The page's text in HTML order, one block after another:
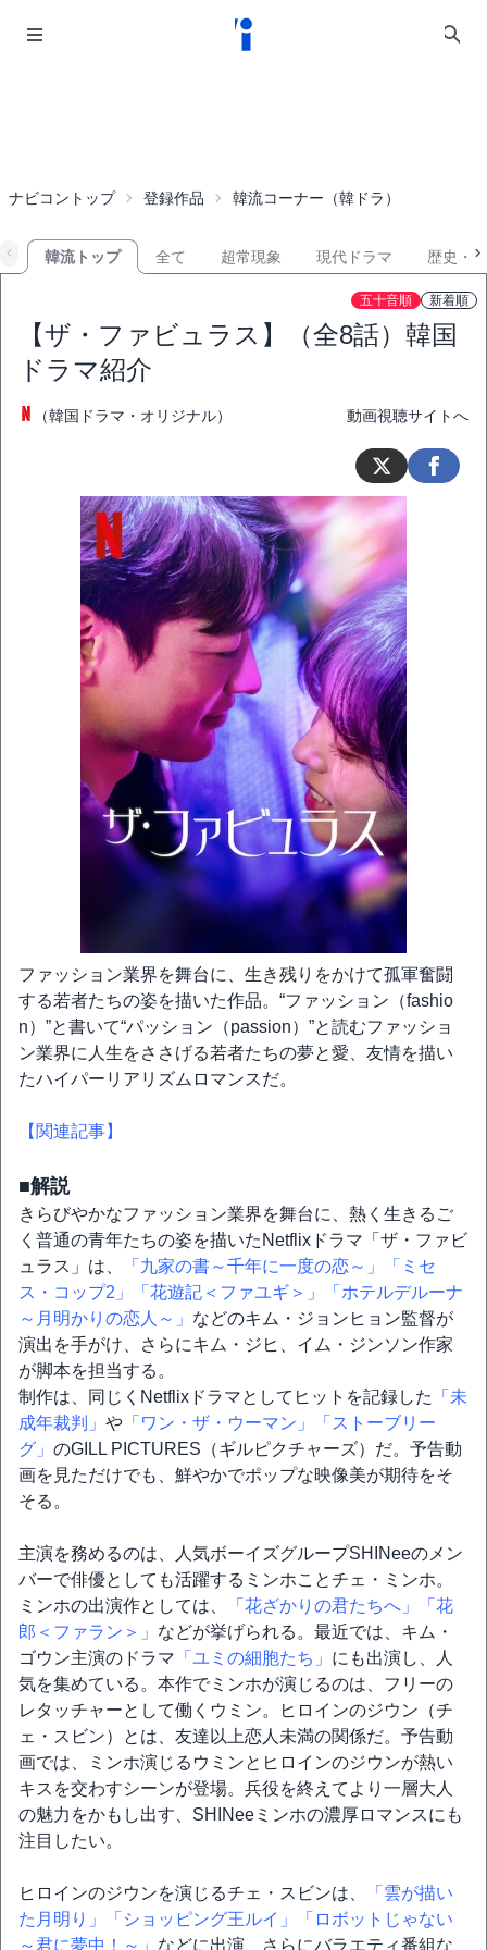
ナビコントップ 登録作品 韓流コーナー（韓ドラ）
韓流トップ 全て 超常現象 現代ドラマ 歴史・
五十音順 新着順
【ザ・ファビュラス】（全8話）韓国
ドラマ紹介
（韓国ドラマ・オリジナル） 動画視聴サイトへ
ファッション業界を舞台に、生き残りをかけて孤軍奮闘
する若者たちの姿を描いた作品。“ファッション（fashio
n）”と書いて“パッション（passion）”と読むファッショ
ン業界に人生をささげる若者たちの夢と愛、友情を描い
たハイパーリアリズムロマンスだ。
【関連記事】
■解説
きらびやかなファッション業界を舞台に、熱く生きるご
く普通の青年たちの姿を描いたNetflixドラマ「ザ・ファビ
ュラス」は、
「九家の書～千年に一度の恋～」
「ミセ
ス・コップ2」
「花遊記＜ファユギ＞」
「ホテルデルーナ
～月明かりの恋人～」 などのキム・ジョンヒョン監督が
演出を手がけ、さらにキム・ジヒ、イム・ジンソン作家
が脚本を担当する。
制作は、同じくNetflixドラマとしてヒットを記録した
「未
成年裁判」 や 「ワン・ザ・ウーマン」
「ストーブリー
グ」 のGILL PICTURES（ギルピクチャーズ）だ。予告動
画を見ただけでも、鮮やかでポップな映像美が期待をそ
そる。
主演を務めるのは、人気ボーイズグループSHINeeのメン
バーで俳優としても活躍するミンホことチェ・ミンホ。
ミンホの出演作としては、
「花ざかりの君たちへ」
「花
郎＜ファラン＞」 などが挙げられる。最近では、キム・
ゴウン主演のドラマ 「ユミの細胞たち」 にも出演し、人
気を集めている。本作でミンホが演じるのは、フリーの
レタッチャーとして働くウミン。ヒロインのジウン（チ
ェ・スビン）とは、友達以上恋人未満の関係だ。予告動
画では、ミンホ演じるウミンとヒロインのジウンが熱い
キスを交わすシーンが登場。兵役を終えてより一層大人
の魅力をかもし出す、SHINeeミンホの濃厚ロマンスにも
注目したい。
ヒロインのジウンを演じるチェ・スビンは、
「雲が描い
た月明り」
「ショッピング王ルイ」
「ロボットじゃない
～君に夢中！～」 などに出演、さらにバラエティ番組な